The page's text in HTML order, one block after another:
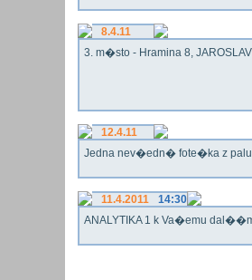
8.4.11
3. m�sto - Hramina 8,
12.4.11
Jedna nev�edn� fote�ka z
11.4.2011
14:30
ANALYTIKA 1 k Va�emu